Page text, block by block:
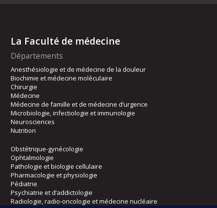
La Faculté de médecine
Départements
Anesthésiologie et de médecine de la douleur
Biochimie et médecine moléculaire
Chirurgie
Médecine
Médecine de famille et de médecine d’urgence
Microbiologie, infectiologie et immunologie
Neurosciences
Nutrition
Obstétrique-gynécologie
Ophtalmologie
Pathologie et biologie cellulaire
Pharmacologie et physiologie
Pédiatrie
Psychiatrie et d’addictologie
Radiologie, radio-oncologie et médecine nucléaire